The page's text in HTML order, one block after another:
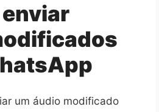
um áudio modificado